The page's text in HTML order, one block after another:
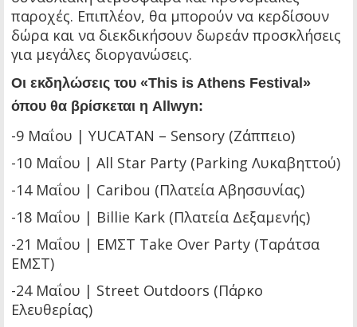
παροχές. Επιπλέον, θα μπορούν να κερδίσουν
δώρα και να διεκδικήσουν δωρεάν προσκλήσεις
για μεγάλες διοργανώσεις.
Οι εκδηλώσεις του «Τhis is Athens Festival»
όπου θα βρίσκεται η Allwyn:
-9 Μαΐου | YUCATAN – Sensory (Ζάππειο)
-10 Μαΐου | All Star Party (Parking Λυκαβηττού)
-14 Μαΐου | Caribou (Πλατεία Αβησσυνίας)
-18 Μαΐου | Billie Kark (Πλατεία Δεξαμενής)
-21 Μαΐου | ΕΜΣΤ Take Over Party (Ταράτσα
ΕΜΣΤ)
-24 Μαΐου | Street Outdoors (Πάρκο
Ελευθερίας)